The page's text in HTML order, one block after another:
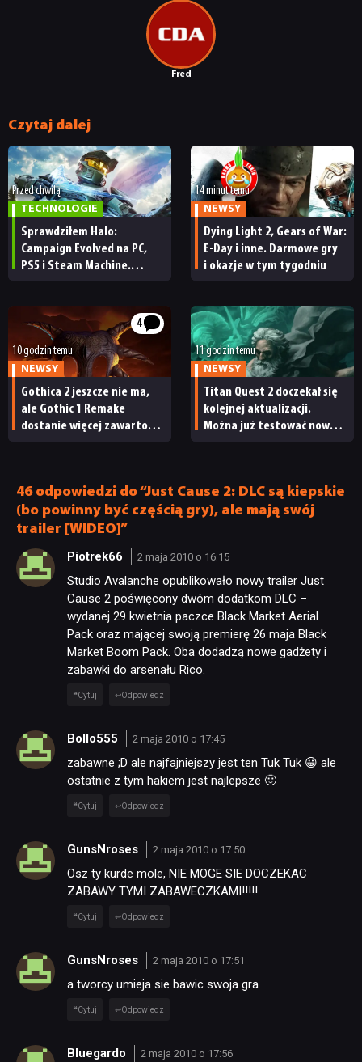
Fred
Czytaj dalej
Przed chwilą
TECHNOLOGIE
Sprawdziłem Halo:
Campaign Evolved na PC,
PS5 i Steam Machine.
[RECENZJA TECHNICZNA]
14 minut temu
NEWSY
Dying Light 2, Gears of War:
E-Day i inne. Darmowe gry
i okazje w tym tygodniu
4
10 godzin temu
NEWSY
Gothica 2 jeszcze nie ma,
ale Gothic 1 Remake
dostanie więcej zawartości.
11 godzin temu
NEWSY
Titan Quest 2 doczekał się
kolejnej aktualizacji.
Można już testować nową
46 odpowiedzi do “Just Cause 2: DLC są kiepskie
(bo powinny być częścią gry), ale mają swój
trailer [WIDEO]”
Piotrek66 2 maja 2010 o 16:15
Studio Avalanche opublikowało nowy trailer Just
Cause 2 poświęcony dwóm dodatkom DLC –
wydanej 29 kwietnia paczce Black Market Aerial
Pack oraz mającej swoją premierę 26 maja Black
Market Boom Pack. Oba dodadzą nowe gadżety i
zabawki do arsenału Rico.
Cytuj Odpowiedz
Bollo555 2 maja 2010 o 17:45
zabawne ;D ale najfajniejszy jest ten Tuk Tuk 😀 ale
ostatnie z tym hakiem jest najlepsze 🙂
Cytuj Odpowiedz
GunsNroses 2 maja 2010 o 17:50
Osz ty kurde mole, NIE MOGE SIE DOCZEKAC
ZABAWY TYMI ZABAWECZKAMI!!!!!
Cytuj Odpowiedz
GunsNroses 2 maja 2010 o 17:51
a tworcy umieja sie bawic swoja gra
Cytuj Odpowiedz
Bluegardo 2 maja 2010 o 17:56